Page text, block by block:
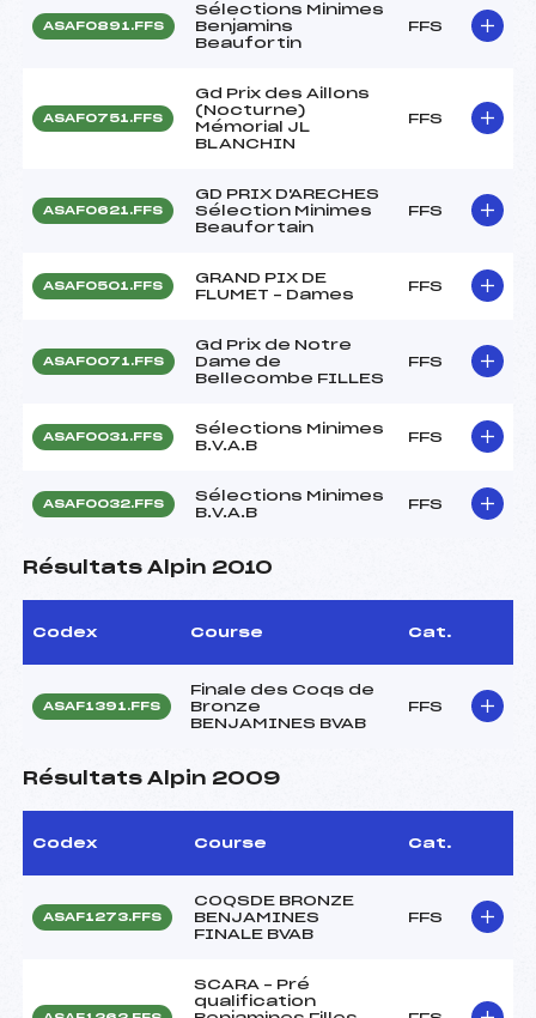
ASAF0891.FFS
Sélections Minimes
Benjamins
Beaufortin
FFS
ASAF0751.FFS
Gd Prix des Aillons
(Nocturne)
Mémorial JL
BLANCHIN
FFS
ASAF0621.FFS
GD PRIX D'ARECHES
Sélection Minimes
Beaufortain
FFS
ASAF0501.FFS
GRAND PIX DE
FLUMET – Dames
FFS
ASAF0071.FFS
Gd Prix de Notre
Dame de
Bellecombe FILLES
FFS
ASAF0031.FFS
Sélections Minimes
B.V.A.B
FFS
ASAF0032.FFS
Sélections Minimes
B.V.A.B
FFS
Résultats Alpin 2010
Codex Course Cat.
ASAF1391.FFS
Finale des Coqs de
Bronze
BENJAMINES BVAB
FFS
Résultats Alpin 2009
Codex Course Cat.
ASAF1273.FFS
COQSDE BRONZE
BENJAMINES
FINALE BVAB
FFS
SCARA – Pré
qualification